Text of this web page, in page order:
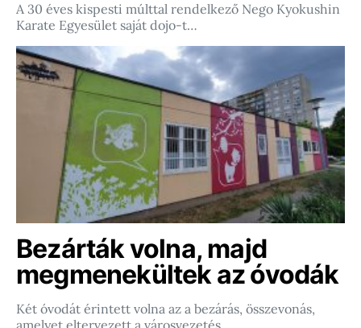
A 30 éves kispesti múlttal rendelkező Nego Kyokushin
Karate Egyesület saját dojo-t…
Bezárták volna, majd
megmenekültek az óvodák
Két óvodát érintett volna az a bezárás, összevonás,
amelyet eltervezett a városvezetés.…